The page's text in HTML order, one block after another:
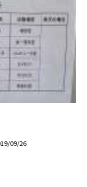
09/26